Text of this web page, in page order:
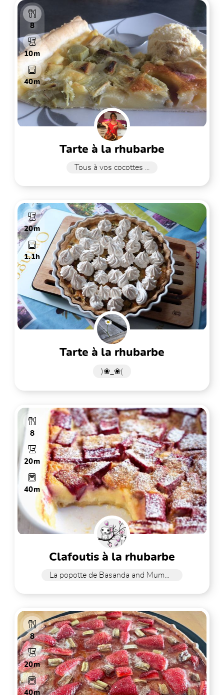
8
10m
40m
tarte à la rhubarbe
Tous à vos cocottes ...
20m
1.1h
tarte à la rhubarbe
)❀_❀(
8
20m
40m
clafoutis à la rhubarbe
La popotte de Basanda and Mummy
8
20m
40m